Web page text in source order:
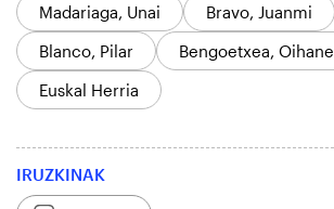
Madariaga, Unai
Bravo, Juanmi
Blanco, Pilar
Bengoetxea, Oihane
Euskal Herria
IRUZKINAK